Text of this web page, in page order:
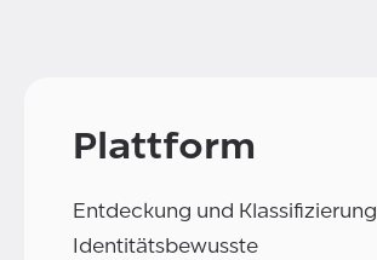
Plattform
Entdeckung und Klassifizierung
Identitätsbewusste